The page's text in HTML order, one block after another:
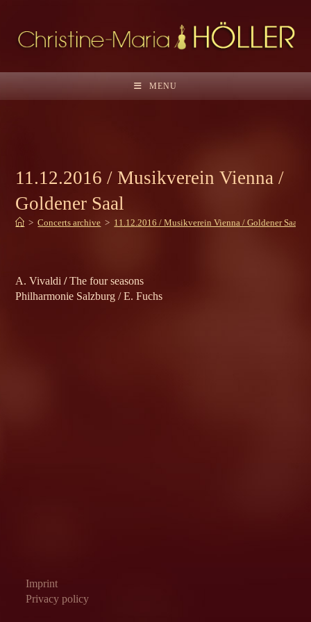
content
MENU
11.12.2016 / Musikverein Vienna /
Goldener Saal
> Concerts archive > 11.12.2016 / Musikverein Vienna / Goldener Saal
A. Vivaldi /The four seasons
Philharmonie Salzburg / E. Fuchs
Imprint
Privacy policy